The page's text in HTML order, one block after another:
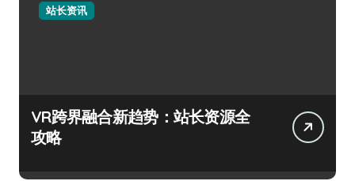
站长资讯
VR跨界融合新趋势：站长资源全
攻略